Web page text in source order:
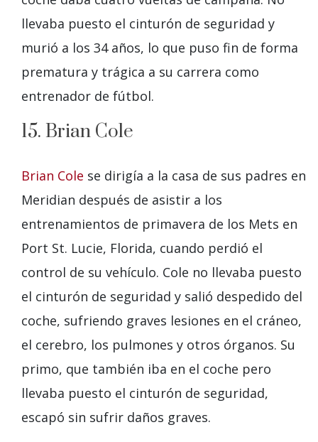
llevaba puesto el cinturón de seguridad y
murió a los 34 años, lo que puso fin de forma
prematura y trágica a su carrera como
entrenador de fútbol.
15. Brian Cole
Brian Cole se dirigía a la casa de sus padres en
Meridian después de asistir a los
entrenamientos de primavera de los Mets en
Port St. Lucie, Florida, cuando perdió el
control de su vehículo. Cole no llevaba puesto
el cinturón de seguridad y salió despedido del
coche, sufriendo graves lesiones en el cráneo,
el cerebro, los pulmones y otros órganos. Su
primo, que también iba en el coche pero
llevaba puesto el cinturón de seguridad,
escapó sin sufrir daños graves.